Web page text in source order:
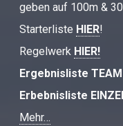
geben auf 100m &
Starterliste HIER!
Regelwerk HIER!
Ergebnisliste TEAM
Erbebnisliste
Mehr…